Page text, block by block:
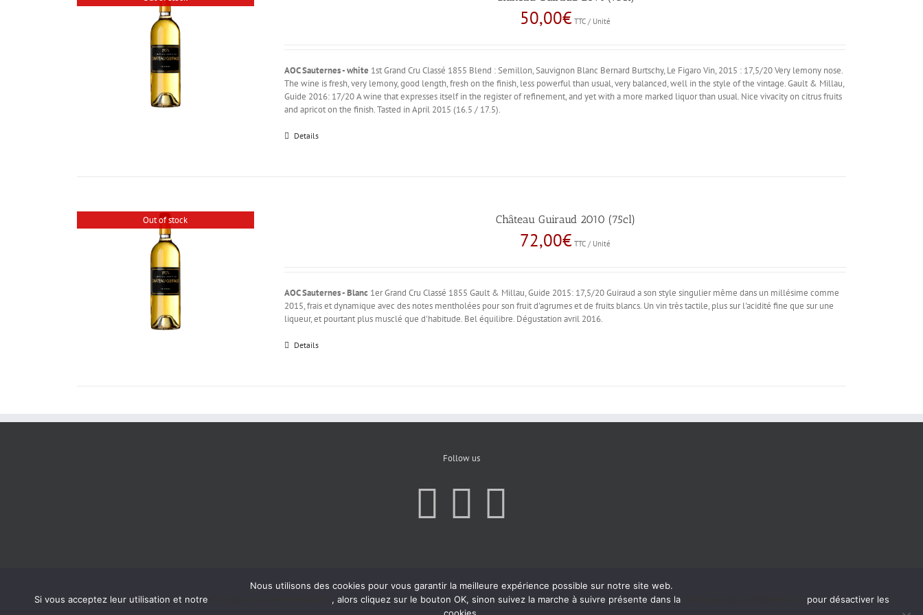
50,00€ TTC / Unité
AOC Sauternes - white 1st Grand Cru Classé 1855 Blend : Semillon, Sauvignon Blanc Bernard Burtschy, Le Figaro Vin, 2015 : 17,5/20 Very lemony nose.
The wine is fresh, very lemony, good length, fresh on the finish, less powerful than usual, very balanced, well in the style of the vintage. Gault & Millau,
Guide 2016: 17/20 A wine that expresses itself in the register of refinement, and yet with a more marked liquor than usual. Nice vivacity on citrus fruits
and apricot on the finish. Tasted in April 2015 (16.5 / 17.5).
Details
Out of stock Château Guiraud 2010 (75cl)
72,00€ TTC / Unité
AOC Sauternes - Blanc 1er Grand Cru Classé 1855 Gault & Millau, Guide 2015: 17,5/20 Guiraud a son style singulier même dans un millésime comme
2015, frais et dynamique avec des notes mentholées pour son fruit d'agrumes et de fruits blancs. Un vin très tactile, plus sur l'acidité fine que sur une
liqueur, et pourtant plus musclé que d'habitude. Bel équilibre. Dégustation avril 2016.
Details
Follow us
Nous utilisons des cookies pour vous garantir la meilleure expérience possible sur notre site web.
Si vous acceptez leur utilisation et notre
, alors cliquez sur le bouton OK, sinon suivez la marche à suivre présente dans la
pour désactiver les